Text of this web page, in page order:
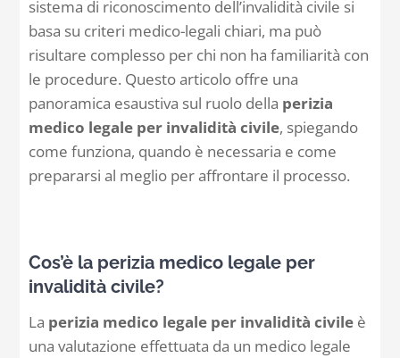
sistema di riconoscimento dell’invalidità civile si
basa su criteri medico-legali chiari, ma può
risultare complesso per chi non ha familiarità con
le procedure. Questo articolo offre una
panoramica esaustiva sul ruolo della perizia
medico legale per invalidità civile, spiegando
come funziona, quando è necessaria e come
prepararsi al meglio per affrontare il processo.
Cos’è la perizia medico legale per
invalidità civile?
La perizia medico legale per invalidità civile è
una valutazione effettuata da un medico legale